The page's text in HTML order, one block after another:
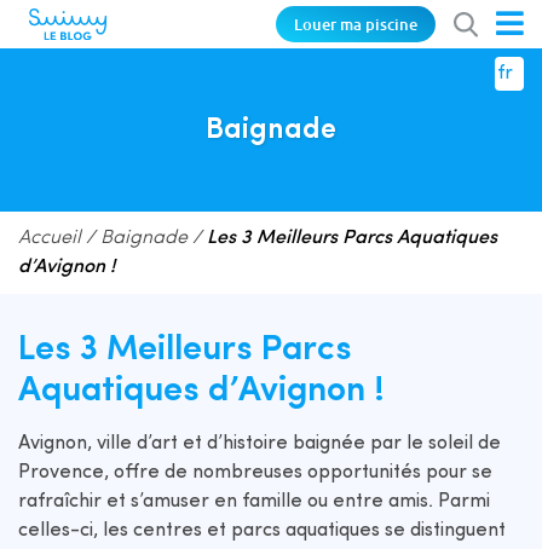
Louer ma piscine
fr
Baignade
Accueil/ Baignade/ Les 3 Meilleurs Parcs Aquatiques
d’Avignon !
Les 3 Meilleurs Parcs
Aquatiques d’Avignon !
Avignon, ville d’art et d’histoire baignée par le soleil de
Provence, offre de nombreuses opportunités pour se
rafraîchir et s’amuser en famille ou entre amis. Parmi
celles-ci, les centres et parcs aquatiques se distinguent